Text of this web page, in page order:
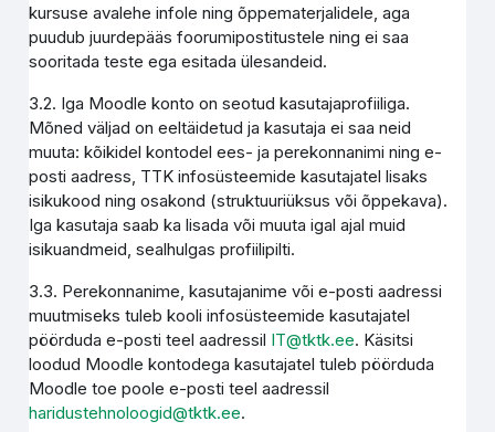
kursuse avalehe infole ning õppematerjalidele, aga
puudub juurdepääs foorumipostitustele ning ei saa
sooritada teste ega esitada ülesandeid.
3.2. Iga Moodle konto on seotud kasutajaprofiiliga.
Mõned väljad on eeltäidetud ja kasutaja ei saa neid
muuta: kõikidel kontodel ees- ja perekonnanimi ning e-
posti aadress, TTK infosüsteemide kasutajatel lisaks
isikukood ning osakond (struktuuriüksus või õppekava).
Iga kasutaja saab ka lisada või muuta igal ajal muid
isikuandmeid, sealhulgas profiilipilti.
3.3. Perekonnanime, kasutajanime või e-posti aadressi
muutmiseks tuleb kooli infosüsteemide kasutajatel
pöörduda e-posti teel aadressil IT@tktk.ee. Käsitsi
loodud Moodle kontodega kasutajatel tuleb pöörduda
Moodle toe poole e-posti teel aadressil
haridustehnoloogid@tktk.ee.